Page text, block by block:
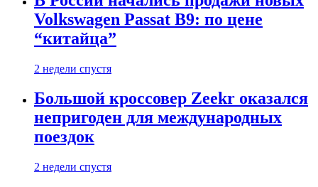
Volkswagen Passat B9: по цене
“китайца”
2 недели спустя
Большой кроссовер Zeekr оказался
непригоден для международных
поездок
2 недели спустя